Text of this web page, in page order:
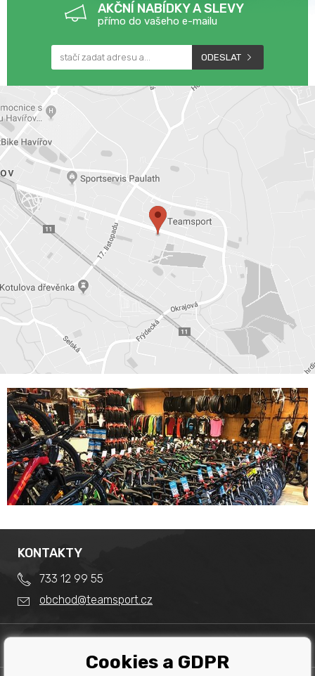
AKČNÍ NABÍDKY A SLEVY
přímo do vašeho e-mailu
ODESLAT
Obchodní podmínky
KONTAKTY
733 12 99 55
obchod@teamsport.cz
Cookies a GDPR